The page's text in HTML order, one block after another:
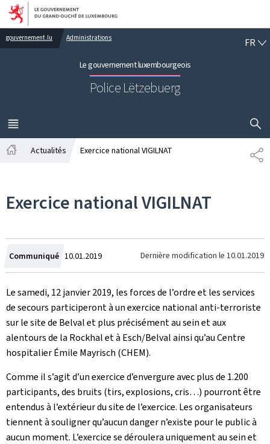
Aller au menu principal
Aller au contenu
gouvernement.lu Administrations
Le gouvernement luxembourgeois
Police Lëtzebuerg
FR
MENU
PRINCIPAL
Actualités Exercice national VIGILNAT
Exercice national VIGILNAT
Communiqué Crée
le
10.01.2019 Dernière modification le 10.01.2019
Le samedi, 12 janvier 2019, les forces de l’ordre et les services
de secours participeront à un exercice national anti-terroriste
sur le site de Belval et plus précisément au sein et aux
alentours de la Rockhal et à Esch/Belval ainsi qu’au Centre
hospitalier Émile Mayrisch (CHEM).
Comme il s’agit d’un exercice d’envergure avec plus de 1.200
participants, des bruits (tirs, explosions, cris…) pourront être
entendus à l’extérieur du site de l’exercice. Les organisateurs
tiennent à souligner qu’aucun danger n’existe pour le public à
aucun moment. L’exercice se déroulera uniquement au sein et